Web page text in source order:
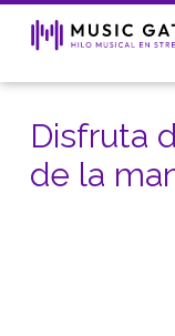
Disfruta
de la